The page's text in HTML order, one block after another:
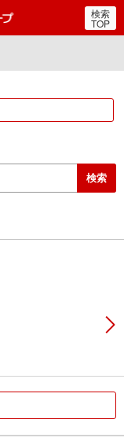
郵便局・日本郵政グルー
検索
TOP